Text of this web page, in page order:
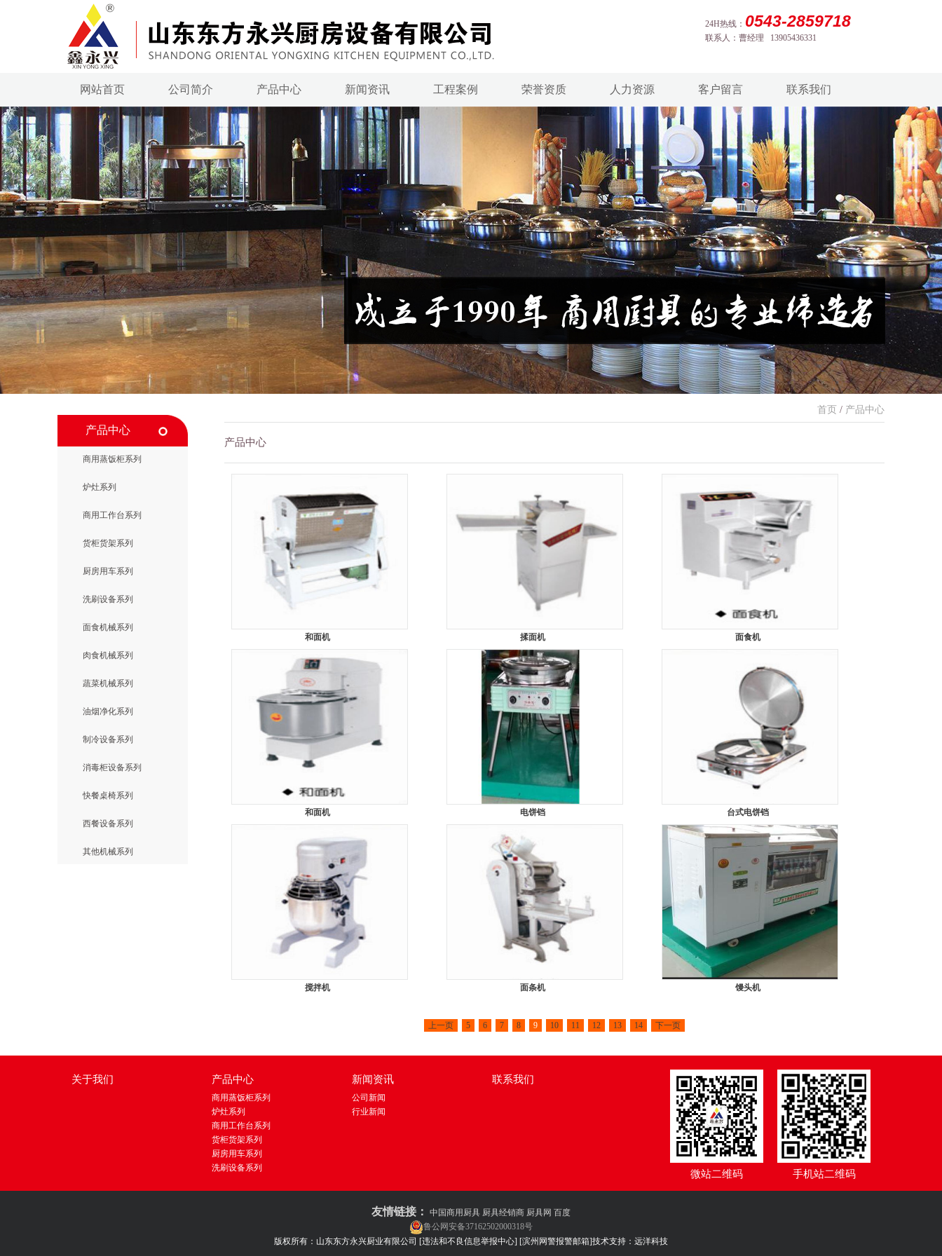
24H热线： 0543-2859718
联系人：曹经理 13905436331
网站首页 公司简介 产品中心 新闻资讯 工程案例 荣誉资质 人力资源 客户留言 联系我们
产品中心
商用蒸饭柜系列
炉灶系列
商用工作台系列
货柜货架系列
厨房用车系列
洗刷设备系列
面食机械系列
肉食机械系列
蔬菜机械系列
油烟净化系列
制冷设备系列
消毒柜设备系列
快餐桌椅系列
西餐设备系列
其他机械系列
首页 / 产品中心
产品中心
和面机 揉面机 面食机
和面机 电饼铛 台式电饼铛
搅拌机 面条机 馒头机
上一页 5 6 7 8 9 10 11 12 13 14 下一页
关于我们 产品中心 新闻资讯 联系我们
商用蒸饭柜系列
炉灶系列
商用工作台系列
货柜货架系列
厨房用车系列
洗刷设备系列
公司新闻
行业新闻
手机站二维码
微站二维码
友情链接： 中国商用厨具 厨具经销商 厨具网 百度
鲁公网安备37162502000318号
版权所有：山东东方永兴厨业有限公司 [违法和不良信息举报中心] [滨州网警报警邮箱]技术支持： 远洋科技